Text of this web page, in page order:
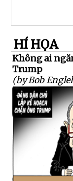
HÍ HỌA
Không ai
Trump
(by Bob